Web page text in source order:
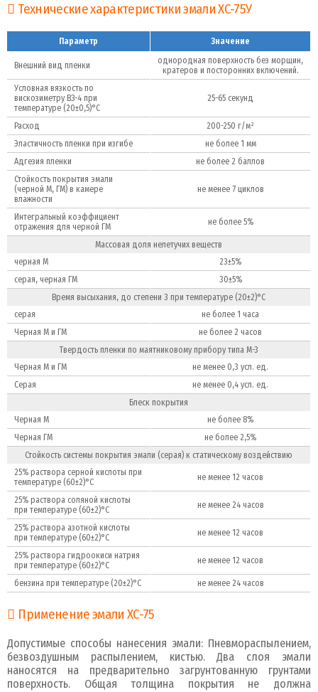
Технические характеристики эмали ХС-75У
Параметр Значение
Внешний вид пленки
однородная поверхность без морщин,
кратеров и посторонних включений.
Условная вязкость по
вискозиметру ВЗ-4 при
температуре (20±0,5)°С
25-65 секунд
Расход
200-250 г/м²
Эластичность пленки при изгибе
не более 1 мм
Адгезия пленки
не более 2 баллов
Стойкость покрытия эмали
(черной М, ГМ) в камере
влажности
не менее 7 циклов
Интегральный коэффициент
отражения для черной ГМ
не более 5%
Массовая доля нелетучих веществ
черная М
23±5%
серая, черная ГМ
30±5%
Время высыхания, до степени 3 при температуре (20±2)°С
серая
не более 1 часа
Черная М и ГМ
не более 2 часов
Твердость пленки по маятниковому прибору типа М-3
Черная М и ГМ
не менее 0,3 усл. ед.
Серая
не менее 0,4 усл. ед.
Блеск покрытия
Черная М
не более 8%
Черная ГМ
не более 2,5%
Стойкость системы покрытия эмали (серая) к статическому воздействию
25% раствора серной кислоты при
температуре (60±2)°C
не менее 12 часов
25% раствора соляной кислоты
при температуре (60±2)°C
не менее 24 часов
25% раствора азотной кислоты
при температуре (60±2)°C
не менее 12 часов
25% раствора гидроокиси натрия
при температуре (60±2)°C
не менее 12 часов
бензина при температуре (20±2)°C не менее 24 часов
Применение эмали ХС-75
Допустимые способы нанесения эмали: Пневмораспылением,
безвоздушным распылением, кистью. Два слоя эмали
наносятся на предварительно загрунтованную грунтами
поверхность. Общая толщина покрытия не должна